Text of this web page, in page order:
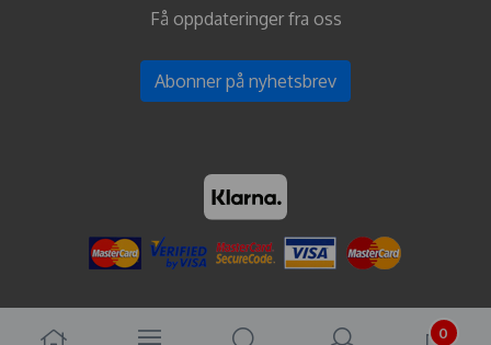
0
Få oppdateringer fra oss
Abonner på nyhetsbrev